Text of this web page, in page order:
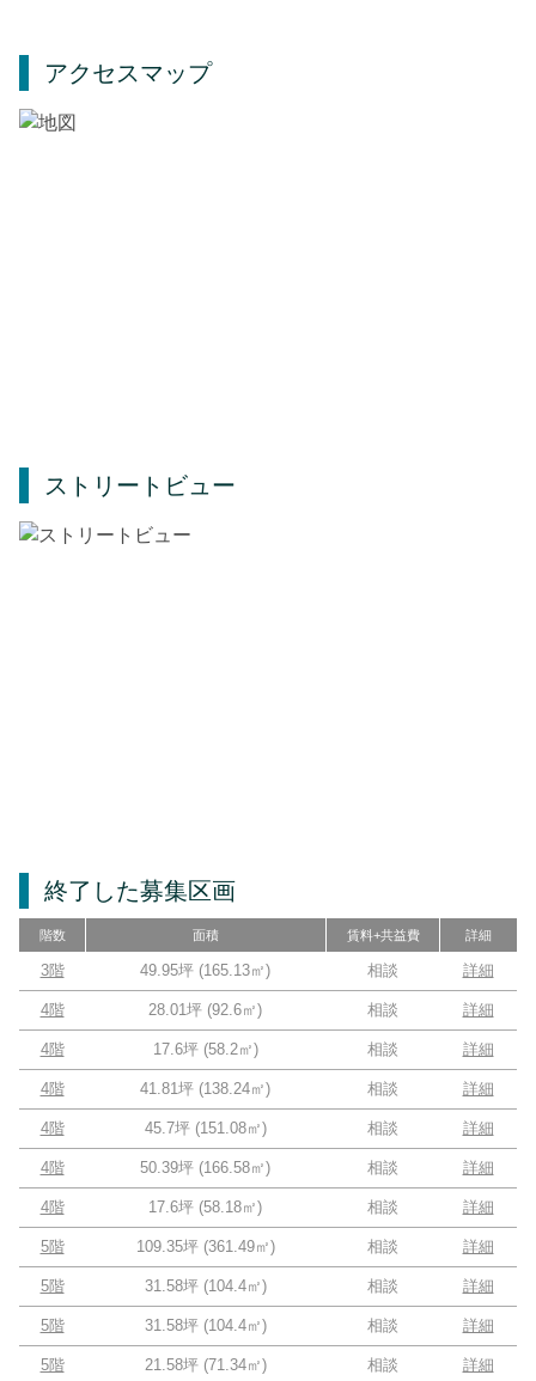
アクセスマップ
ストリートビュー
終了した募集区画
階数 面積 賃料+共益費 詳細
3階 49.95坪 (165.13㎡) 相談 詳細
4階 28.01坪 (92.6㎡) 相談 詳細
4階 17.6坪 (58.2㎡) 相談 詳細
4階 41.81坪 (138.24㎡) 相談 詳細
4階 45.7坪 (151.08㎡) 相談 詳細
4階 50.39坪 (166.58㎡) 相談 詳細
4階 17.6坪 (58.18㎡) 相談 詳細
5階 109.35坪 (361.49㎡) 相談 詳細
5階 31.58坪 (104.4㎡) 相談 詳細
5階 31.58坪 (104.4㎡) 相談 詳細
5階 21.58坪 (71.34㎡) 相談 詳細